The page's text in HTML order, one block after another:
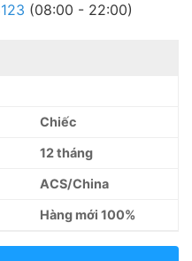
(08:00 - 22:00)
Chiếc
12 tháng
ACS/China
Hàng mới 100%